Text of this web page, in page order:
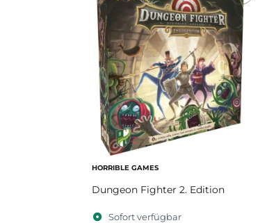
HORRIBLE GAMES
Dungeon Fighter 2. Edition
Sofort verfügbar